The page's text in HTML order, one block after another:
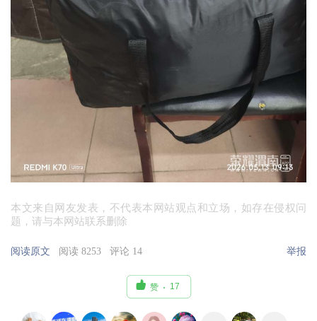
本文来自网友发表，不代表本网站观点和立场，如存在侵权问
题，请与本网站联系删除
阅读原文 阅读 8253 评论 14 举报
 赞 17